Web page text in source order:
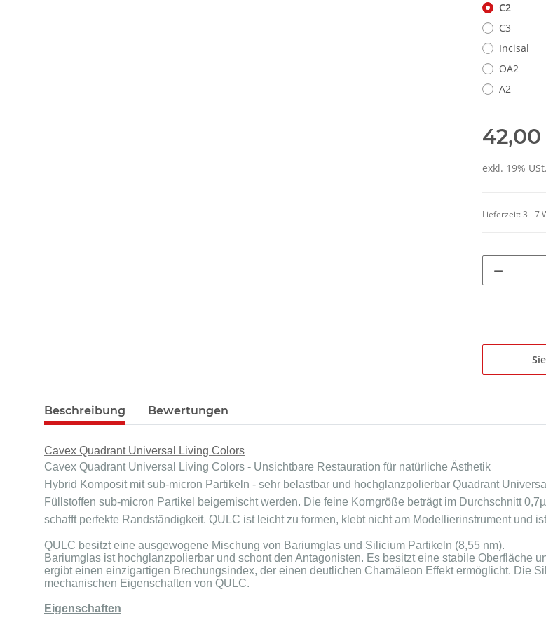
C2
C3
Incisal
OA2
A2
exkl. 19%
Lieferzeit:3 - 7
Beschreibung Bewertungen
Cavex Quadrant Universal Living Colors
Cavex Quadrant Universal Living Colors - Unsichtbare Restauration für natürliche Ästhetik
Hybrid Komposit mit sub-micron Partikeln - sehr belastbar und hochglanzpolierbar Quadrant
Füllstoffen sub-micron Partikel beigemischt werden. Die feine Korngröße beträgt im Durchschnitt
schafft perfekte Randständigkeit. QULC ist leicht zu formen, klebt nicht am Modellierinstrument und
QULC besitzt eine ausgewogene Mischung von Bariumglas und Silicium Partikeln (8,55 nm).
Bariumglas ist hochglanzpolierbar und schont den Antagonisten. Es besitzt eine stabile Oberfläche
ergibt einen einzigartigen Brechungsindex, der einen deutlichen Chamäleon Effekt ermöglicht. Die
mechanischen Eigenschaften von QULC.
Eigenschaften